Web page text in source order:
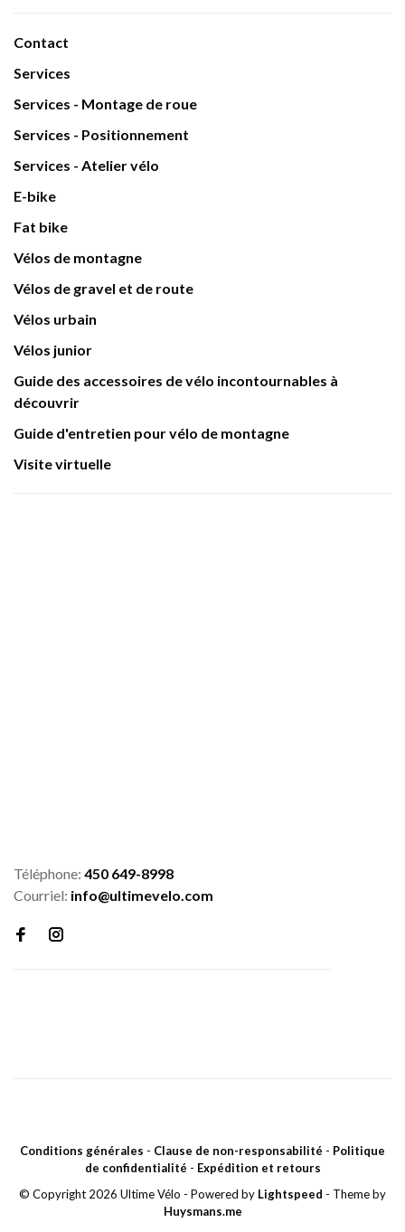
Contact
Services
Services - Montage de roue
Services - Positionnement
Services - Atelier vélo
E-bike
Fat bike
Vélos de montagne
Vélos de gravel et de route
Vélos urbain
Vélos junior
Guide des accessoires de vélo incontournables à
découvrir
Guide d'entretien pour vélo de montagne
Visite virtuelle
Téléphone: 450 649-8998
Courriel: info@ultimevelo.com
Conditions générales - Clause de non-responsabilité - Politique
de confidentialité - Expédition et retours
© Copyright 2026 Ultime Vélo - Powered by Lightspeed - Theme by
Huysmans.me